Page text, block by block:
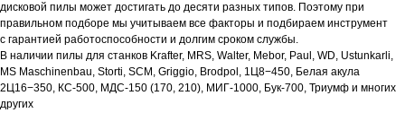
дисковой пилы может достигать до десяти разных типов. Поэтому при
правильном подборе мы учитываем все факторы и подбираем инструмент
с гарантией работоспособности и долгим сроком службы.
В наличии пилы для станков Krafter, MRS, Walter, Mebor, Paul, WD, Ustunkarli,
MS Maschinenbau, Storti, SCM, Griggio, Brodpol, 1Ц8−450, Белая акула
2Ц16−350, КС-500, МДС-150 (170, 210), МИГ-1000, Бук-700, Триумф и многих
других